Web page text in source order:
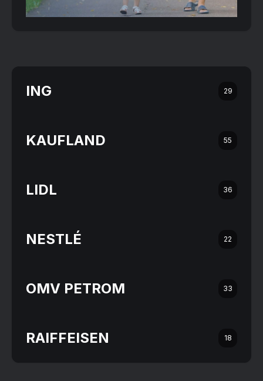
ING 29
KAUFLAND 55
LIDL 36
NESTLÉ 22
OMV PETROM 33
RAIFFEISEN 18